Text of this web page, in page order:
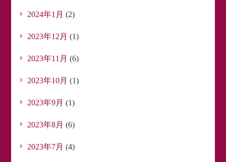
2024年1月 (2)
2023年12月 (1)
2023年11月 (6)
2023年10月 (1)
2023年9月 (1)
2023年8月 (6)
2023年7月 (4)